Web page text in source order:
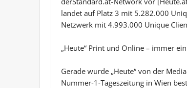
landet auf Platz 3 mit 5.282.000
Netzwerk mit 4.993.000 Unique
„Heute“ Print und Online – immer
Gerade wurde „Heute“ von der
Nummer-1-Tageszeitung in Wien